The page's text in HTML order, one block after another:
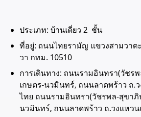
ประเภท: บ้านเดี่ยว 2 ชั้น
ที่อยู่: ถนนไทยรามัญ แขวงสามวาต
วา กทม. 10510
การเดินทาง: ถนนรามอินทรา(วัชร
เกษตร-นวมินทร์, ถนนลาดพร้าว ถ.
ไทย ถนนรามอินทรา(วัชรพล-สุขาภิ
นวมินทร์, ถนนลาดพร้าว ถ.วงแหวน